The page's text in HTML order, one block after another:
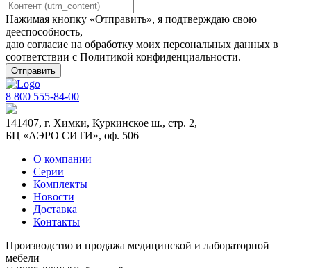
Нажимая кнопку «Отправить», я подтверждаю свою
дееспособность,
даю согласие на обработку моих персональных данных в
соответствии с Политикой конфиденциальности.
8 800 555-84-00
141407, г. Химки, Куркинское ш., стр. 2,
БЦ «АЭРО СИТИ», оф. 506
О компании
Серии
Комплекты
Новости
Доставка
Контакты
Производство и продажа медицинской и лабораторной
мебели